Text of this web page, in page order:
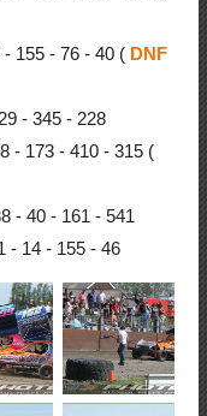
155 - 76 - 40 ( DNF
- 345 - 228
- 173 - 410 - 315 (
- 40 - 161 - 541
- 14 - 155 - 46